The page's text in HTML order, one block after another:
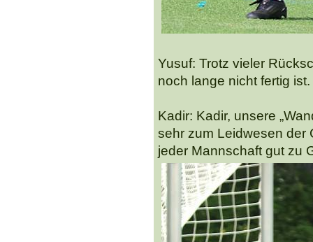
Yusuf: Trotz vieler
noch lange nicht fertig
Kadir: Kadir, unsere
sehr zum Leidwesen der
jeder Mannschaft gut zu